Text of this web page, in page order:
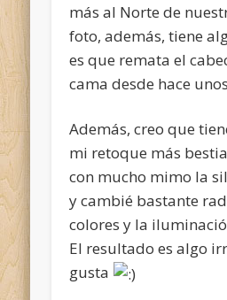
más al Norte de
foto, además, tiene
es que remata el
cama desde hace
Además, creo que
mi retoque más
con mucho mimo la
y cambié bastante
colores y la
El resultado es algo
gusta